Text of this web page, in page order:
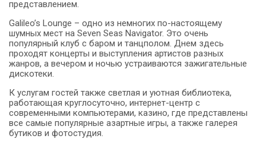
представлением.
Galileo’s Lounge – одно из немногих по-настоящему
шумных мест на Seven Seas Navigator. Это очень
популярный клуб с баром и танцполом. Днем здесь
проходят концерты и выступления артистов разных
жанров, а вечером и ночью устраиваются зажигательные
дискотеки.
К услугам гостей также светлая и уютная библиотека,
работающая круглосуточно, интернет-центр с
современными компьютерами, казино, где представлены
все самые популярные азартные игры, а также галерея
бутиков и фотостудия.